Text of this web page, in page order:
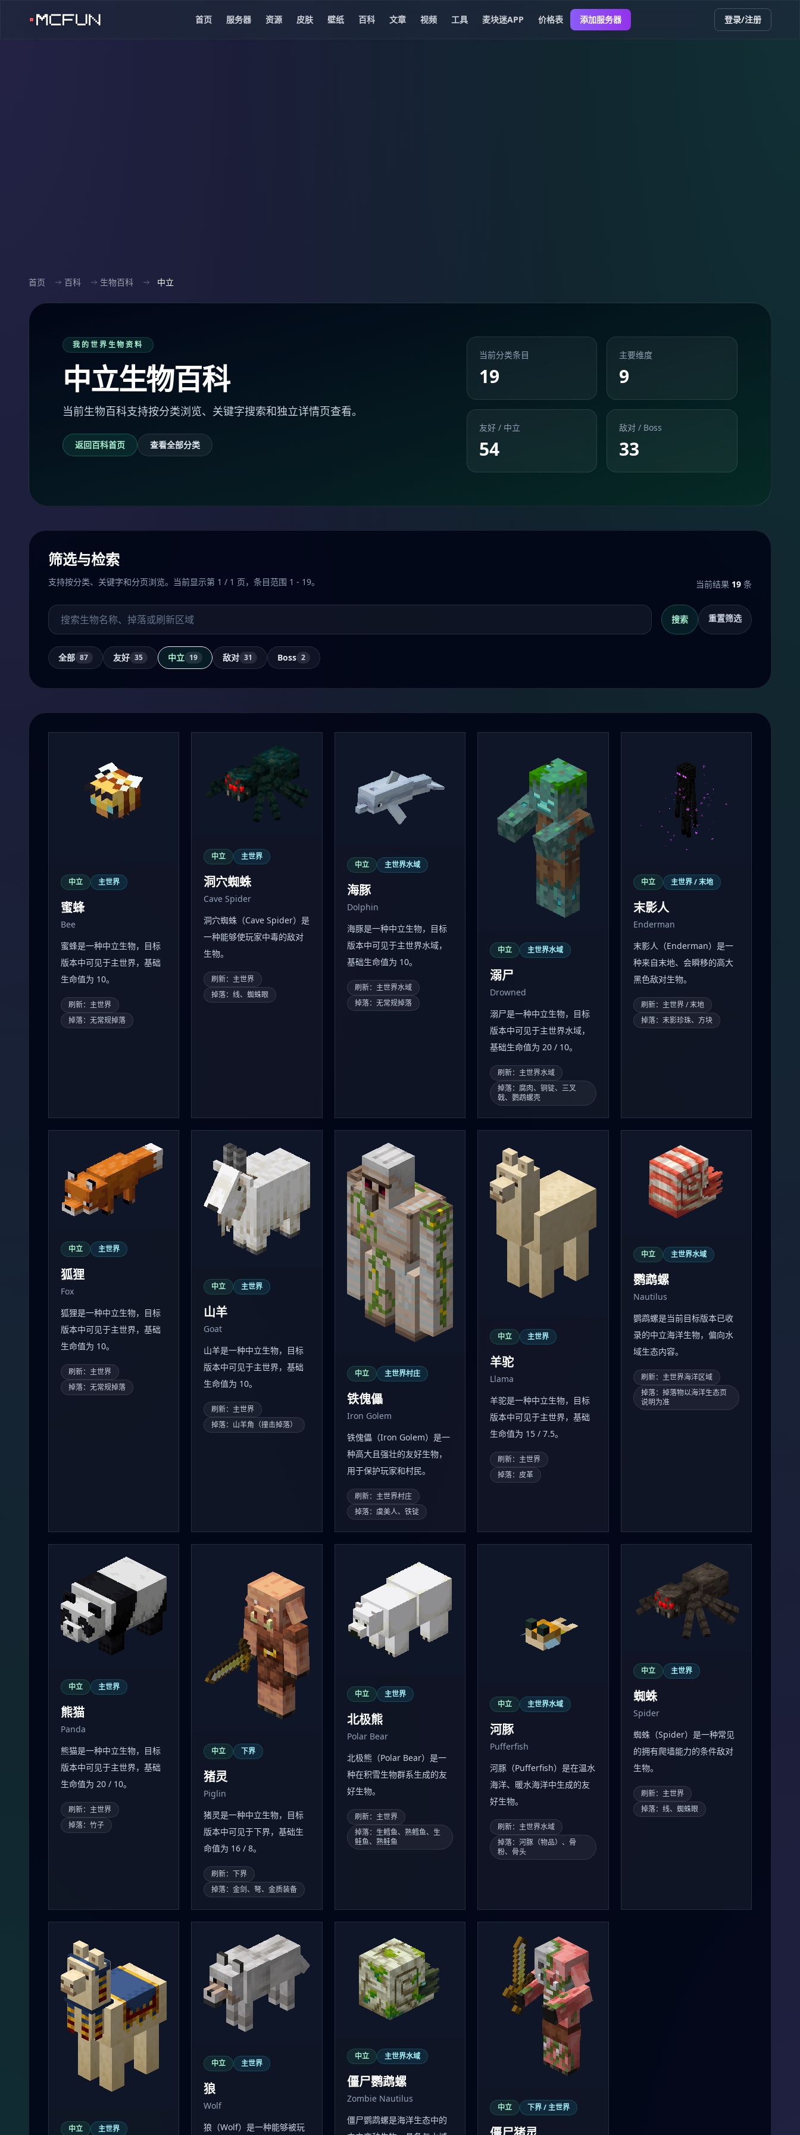
首页 服务器 资源 皮肤 壁纸 百科 文章 视频 工具 麦块迷APP 价格表 添加服务器 登录/注册
首页 百科 生物百科 中立
我的世界生物资料
中立生物百科
当前生物百科支持按分类浏览、关键字搜索和独立详情页查看。
返回百科首页 查看全部分类
当前分类条目
19
主要维度
9
友好 / 中立
54
敌对 / Boss
33
筛选与检索
支持按分类、关键字和分页浏览。当前显示第 1 / 1 页，条目范围 1 - 19。 当前结果 19 条
搜索生物
搜索 重置筛选
全部 87 友好 35 中立 19 敌对 31 Boss 2
中立 主世界
蜜蜂
Bee
蜜蜂是一种中立生物，目标
版本中可见于主世界，基础
生命值为 10。
刷新：主世界
掉落：无常规掉落
中立 主世界
洞穴蜘蛛
Cave Spider
洞穴蜘蛛（Cave Spider）是
一种能够使玩家中毒的敌对
生物。
刷新：主世界
掉落：线、蜘蛛眼
中立 主世界水域
海豚
Dolphin
海豚是一种中立生物，目标
版本中可见于主世界水域，
基础生命值为 10。
刷新：主世界水域
掉落：无常规掉落
中立 主世界水域
溺尸
Drowned
溺尸是一种中立生物，目标
版本中可见于主世界水域，
基础生命值为 20 / 10。
刷新：主世界水域
掉落：腐肉、铜锭、三叉
戟、鹦鹉螺壳
中立 主世界 / 末地
末影人
Enderman
末影人（Enderman）是一
种来自末地、会瞬移的高大
黑色敌对生物。
刷新：主世界 / 末地
掉落：末影珍珠、方块
中立 主世界
狐狸
Fox
狐狸是一种中立生物，目标
版本中可见于主世界，基础
生命值为 10。
刷新：主世界
掉落：无常规掉落
中立 主世界
山羊
Goat
山羊是一种中立生物，目标
版本中可见于主世界，基础
生命值为 10。
刷新：主世界
掉落：山羊角（撞击掉落）
中立 主世界村庄
铁傀儡
Iron Golem
铁傀儡（Iron Golem）是一
种高大且强壮的友好生物，
用于保护玩家和村民。
刷新：主世界村庄
掉落：虞美人、铁锭
中立 主世界
羊驼
Llama
羊驼是一种中立生物，目标
版本中可见于主世界，基础
生命值为 15 / 7.5。
刷新：主世界
掉落：皮革
中立 主世界水域
鹦鹉螺
Nautilus
鹦鹉螺是当前目标版本已收
录的中立海洋生物，偏向水
域生态内容。
刷新：主世界海洋区域
掉落：掉落物以海洋生态页
说明为准
中立 主世界
熊猫
Panda
熊猫是一种中立生物，目标
版本中可见于主世界，基础
生命值为 20 / 10。
刷新：主世界
掉落：竹子
中立 下界
猪灵
Piglin
猪灵是一种中立生物，目标
版本中可见于下界，基础生
命值为 16 / 8。
刷新：下界
掉落：金剑、弩、金质装备
中立 主世界
北极熊
Polar Bear
北极熊（Polar Bear）是一
种在积雪生物群系生成的友
好生物。
刷新：主世界
掉落：生鳕鱼、熟鳕鱼、生
鲑鱼、熟鲑鱼
中立 主世界水域
河豚
Pufferfish
河豚（Pufferfish）是在温水
海洋、暖水海洋中生成的友
好生物。
刷新：主世界水域
掉落：河豚（物品）、骨
粉、骨头
中立 主世界
蜘蛛
Spider
蜘蛛（Spider）是一种常见
的拥有爬墙能力的条件敌对
生物。
刷新：主世界
掉落：线、蜘蛛眼
中立 主世界
中立 主世界
狼
Wolf
狼（Wolf）是一种能够被玩
中立 主世界水域
僵尸鹦鹉螺
Zombie Nautilus
僵尸鹦鹉螺是海洋生态中的
中立 下界 / 主世界